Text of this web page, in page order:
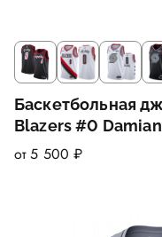
Баскетбольная
Blazers #0
Swingman Jersey
от 5 500 ₽